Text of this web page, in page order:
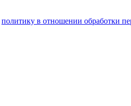
политику в отношении обработки